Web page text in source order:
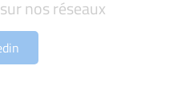
nos réseaux